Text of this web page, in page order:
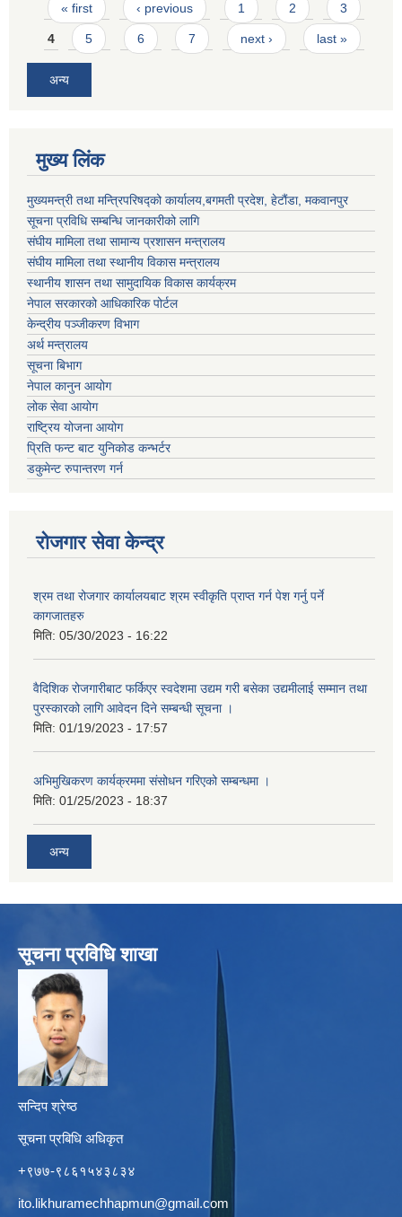
Pages
« first ‹ previous 1 2 3
4 5 6 7 next › last »
अन्य
मुख्य लिंक
मुख्यमन्त्री तथा मन्त्रिपरिषद्को कार्यालय,बगमती प्रदेश, हेटौंडा, मकवानपुर
सूचना प्रविधि सम्बन्धि जानकारीको लागि
संघीय मामिला तथा सामान्य प्रशासन मन्त्रालय
संघीय मामिला तथा स्थानीय विकास मन्त्रालय
स्थानीय शासन तथा सामुदायिक विकास कार्यक्रम
नेपाल सरकारको आधिकारिक पोर्टल
केन्द्रीय पञ्जीकरण विभाग
अर्थ मन्त्रालय
सूचना बिभाग
नेपाल कानुन आयोग
लोक सेवा आयोग
राष्ट्रिय योजना आयोग
प्रिति फन्ट बाट युनिकोड कन्भर्टर
डकुमेन्ट रुपान्तरण गर्न
रोजगार सेवा केन्द्र
श्रम तथा रोजगार कार्यालयबाट श्रम स्वीकृति प्राप्त गर्न पेश गर्नु पर्ने
कागजातहरु
मिति: 05/30/2023 - 16:22
वैदिशिक रोजगारीबाट फर्किएर स्वदेशमा उद्यम गरी बसेका उद्यमीलाई सम्मान तथा
पुरस्कारको लागि आवेदन दिने सम्बन्धी सूचना ।
मिति: 01/19/2023 - 17:57
अभिमुखिकरण कार्यक्रममा संसोधन गरिएको सम्बन्धमा ।
मिति: 01/25/2023 - 18:37
अन्य
सूचना प्रविधि शाखा
सन्दिप श्रेष्ठ
सूचना प्रबिधि अधिकृत
+९७७-९८६१५४३८३४
ito.likhuramechhapmun@gmail.com